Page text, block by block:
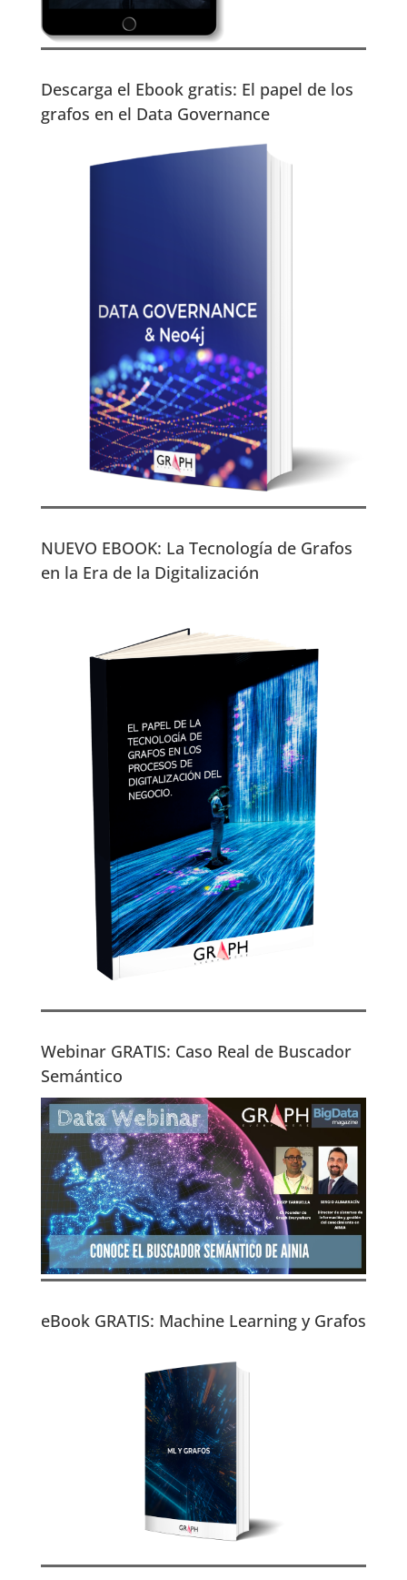
Descarga el Ebook gratis: El papel de los
grafos en el Data Governance
NUEVO EBOOK: La Tecnología de Grafos
en la Era de la Digitalización
Webinar GRATIS: Caso Real de Buscador
Semántico
eBook GRATIS: Machine Learning y Grafos